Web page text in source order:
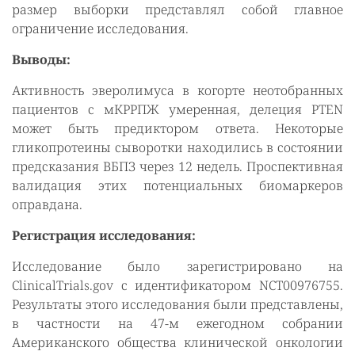
размер выборки представлял собой главное
ограничение исследования.
Выводы:
Активность эверолимуса в когорте неотобранных
пациентов с мКРРПЖ умеренная, делеция PTEN
может быть предиктором ответа. Некоторые
гликопротеины сыворотки находились в состоянии
предсказания ВБПЗ через 12 недель. Проспективная
валидация этих потенциальных биомаркеров
оправдана.
Регистрация исследования:
Исследование было зарегистрировано на
ClinicalTrials.gov с идентификатором NCT00976755.
Результаты этого исследования были представлены,
в частности на 47-м ежегодном собрании
Американского общества клинической онкологии